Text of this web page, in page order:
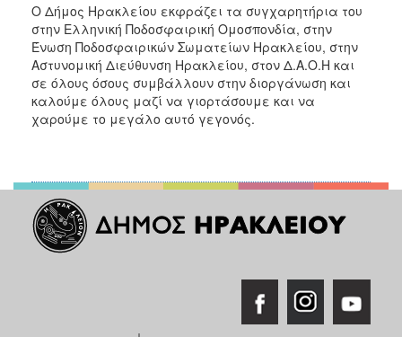
Ο Δήμος Ηρακλείου εκφράζει τα συγχαρητήρια του
στην Ελληνική Ποδοσφαιρική Ομοσπονδία, στην
Ένωση Ποδοσφαιρικών Σωματείων Ηρακλείου, στην
Αστυνομική Διεύθυνση Ηρακλείου, στον Δ.Α.Ο.Η και
σε όλους όσους συμβάλλουν στην διοργάνωση και
καλούμε όλους μαζί να γιορτάσουμε και να
χαρούμε το μεγάλο αυτό γεγονός.